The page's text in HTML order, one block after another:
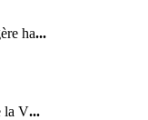
ha...
la V...